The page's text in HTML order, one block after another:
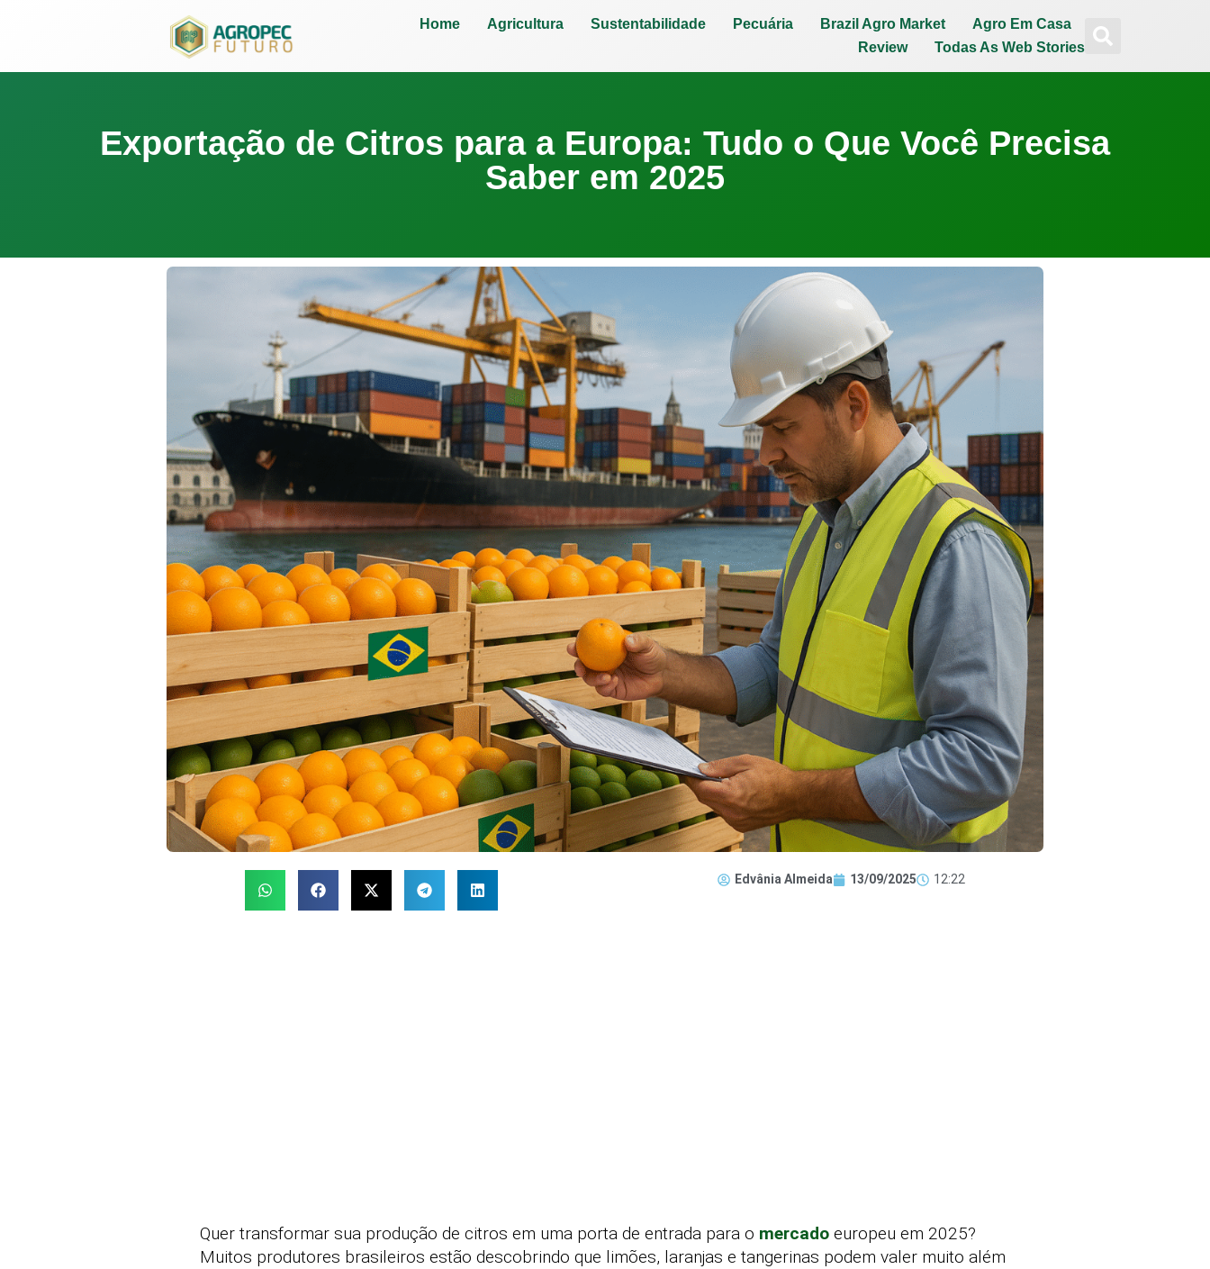
Home Agricultura Sustentabilidade Pecuária Brazil Agro Market
Agro Em Casa
Review
Todas As Web Stories
Exportação de Citros para a Europa: Tudo o Que Você Precisa
Saber em 2025
Edvânia Almeida 13/09/2025 12:22
Quer transformar sua produção de citros em uma porta de entrada para o mercado europeu em 2025?
Muitos produtores brasileiros estão descobrindo que limões, laranjas e tangerinas podem valer muito além